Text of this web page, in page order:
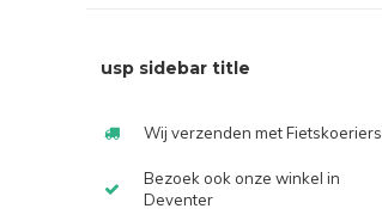
usp sidebar title
Wij verzenden met Fietskoeriers
Bezoek ook onze winkel in
Deventer